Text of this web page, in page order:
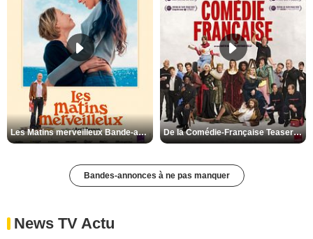
Les Matins merveilleux Bande-annonce VF De la Comédie-Française Teaser VF
Bandes-annonces à ne pas manquer
News TV Actu